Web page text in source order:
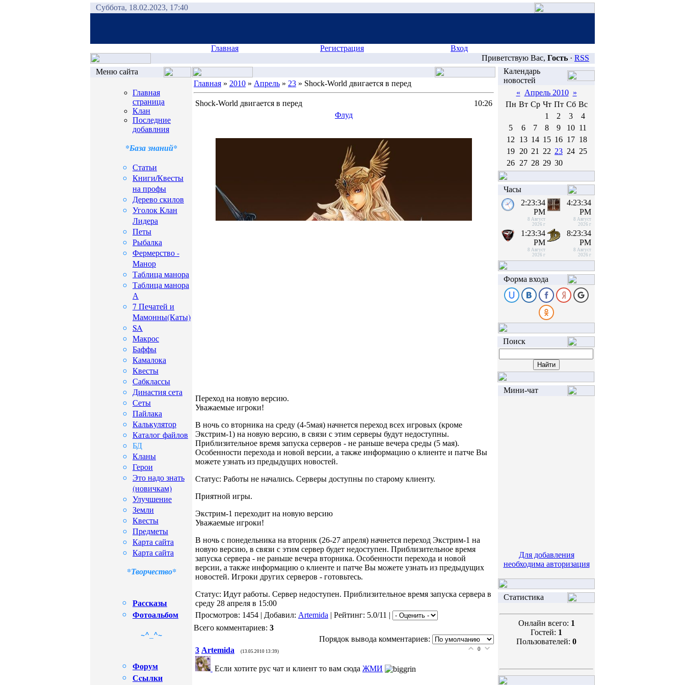
Суббота, 18.02.2023, 17:40
Главная Регистрация
Вход
Приветствую Вас, Гость · RSS
Меню сайта
Главная
страница
Клан
Последние
добавлния
*База знаний*
Статьи
Книги/Квесты
на профы
Дерево скилов
Уголок Клан
Лидера
Петы
Рыбалка
Фермерство -
Манор
Таблица манора
Таблица манора
А
7 Печатей и
Мамонны(Каты)
SA
Макрос
Баффы
Камалока
Квесты
Сабклассы
Династия сета
Сеты
Пайлака
Калькулятор
Каталог файлов
БД
Кланы
Герои
Это надо знать
(новичкам)
Улучшение
Земли
Квесты
Предметы
Карта сайта
Карта сайта
*Творчество*
Рассказы
Фотоальбом
~^_^~
Форум
Сcылки
Главная » 2010 » Апрель » 23 » Shock-World двигается в перед
Shock-World двигается в перед
10:26
Флуд
Переход на новую версию.
Уважаемые игроки!
В ночь со вторника на среду (4-5мая) начнется переход всех игровых (кроме
Экстрим-1) на новую версию, в связи с этим серверы будут недоступны.
Приблизительное время запуска серверов - не раньше вечера среды (5 мая).
Особенности перехода и новой версии, а также информацию о клиенте и патче Вы
можете узнать из предыдущих новостей.
Статус: Работы не начались. Серверы доступны по старому клиенту.
Приятной игры.
Экстрим-1 переходит на новую версию
Уважаемые игроки!
В ночь с понедельника на вторник (26-27 апреля) начнется переход Экстрим-1 на
новую версию, в связи с этим сервер будет недоступен. Приблизительное время
запуска сервера - не раньше вечера вторника. Особенности перехода и новой
версии, а также информацию о клиенте и патче Вы можете узнать из предыдущих
новостей. Игроки других серверов - готовьтесь.
Статус: Идут работы. Сервер недоступен. Приблизительное время запуска сервера в
среду 28 апреля в 15:00
Просмотров: 1454 | Добавил: Artemida | Рейтинг: 5.0/11 |
Всего комментариев: 3
Порядок вывода комментариев:
3 Artemida (13.05.2010 13:39) 0
Если хотите рус чат и клиент то вам сюда ЖМИ
Календарь
новостей
« Апрель 2010 »
Пн Вт Ср Чт Пт Сб Вс
1
2 3
4
5
6 7 8 9 10 11
12
13 14 15 16 17 18
19 20 21 22 23 24 25
26 27 28 29 30
Часы
2:23:34
PM
8 Август
2026 г
4:23:34
PM
8 Август
2026 г
1:23:34
PM
8 Август
2026 г
8:23:34
PM
8 Август
2026 г
Форма входа
Поиск
Мини-чат
Для добавления
необходима авторизация
Статистика
Онлайн всего: 1
Гостей: 1
Пользователей: 0